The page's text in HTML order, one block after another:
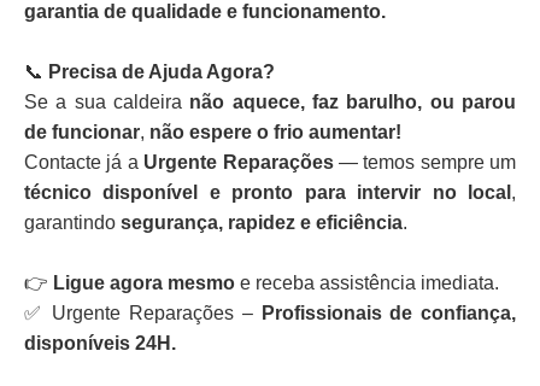
garantia de qualidade e funcionamento.
📞 Precisa de Ajuda Agora?
Se a sua caldeira não aquece, faz barulho, ou parou
de funcionar, não espere o frio aumentar!
Contacte já a Urgente Reparações— temos sempre um
técnico disponível e pronto para intervir no local ,
garantindo segurança, rapidez e eficiência.
👉 Ligue agora mesmo e receba assistência imediata.
✅ Urgente Reparações – Profissionais de confiança,
disponíveis 24H.